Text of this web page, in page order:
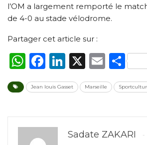
l’OM a largement remporté le
de 4-0 au stade vélodrome.
Partager cet article sur :
WhatsApp
Facebook
LinkedIn
X Email
Jean louis Gasset Marseille
Sadate ZAKARI